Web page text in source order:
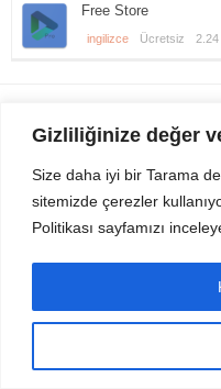
Gizliliğinize değer
Size daha iyi bir Tarama
sitemizde çerezler
Politikası sayfamızı
Free Store
ingilizce Ücretsiz 2.24
Gezi Seyahat indirvip apk
Sitemizden Son sürüm Program,
Dosyalarını indirip güvenle